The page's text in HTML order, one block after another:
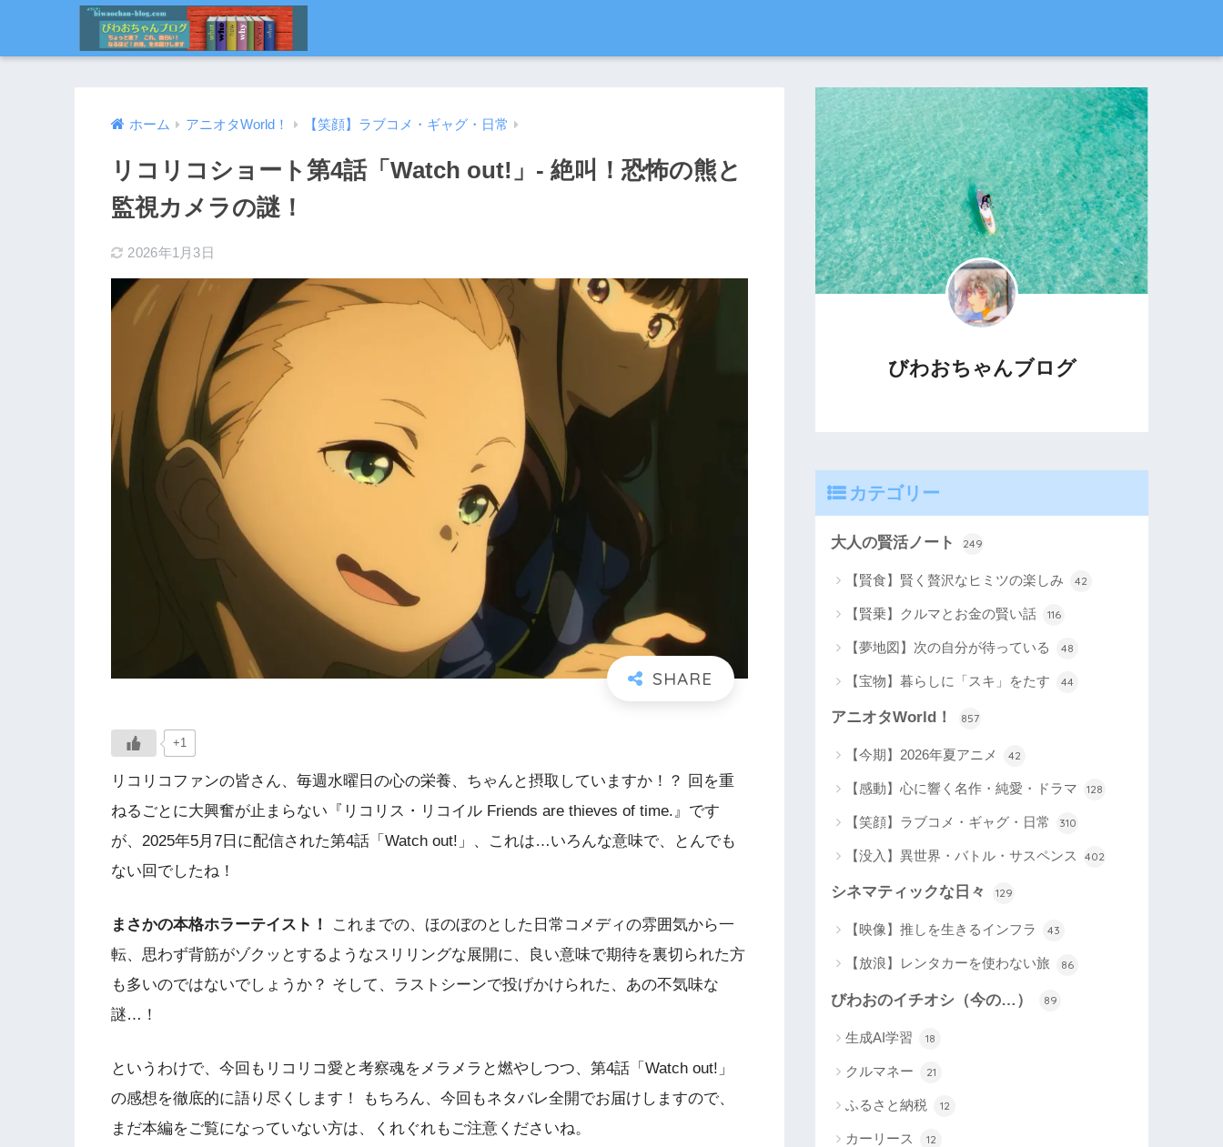
ホーム アニオタWorld！ 【笑顔】ラブコメ・ギャグ・日常
リコリコショート第4話「Watch out!」- 絶叫！恐怖の熊と
監視カメラの謎！
2026年1月3日
+1
リコリコファンの皆さん、毎週水曜日の心の栄養、ちゃんと摂取していますか！？ 回を重
ねるごとに大興奮が止まらない『リコリス・リコイル Friends are thieves of time.』です
が、2025年5月7日に配信された第4話「Watch out!」、これは…いろんな意味で、とんでも
ない回でしたね！
まさかの本格ホラーテイスト！
これまでの、ほのぼのとした日常コメディの雰囲気から一
転、思わず背筋がゾクッとするようなスリリングな展開に、良い意味で期待を裏切られた方
も多いのではないでしょうか？ そして、ラストシーンで投げかけられた、あの不気味な
謎…！
というわけで、今回もリコリコ愛と考察魂をメラメラと燃やしつつ、第4話「Watch out!」
の感想を徹底的に語り尽くします！ もちろん、今回もネタバレ全開でお届けしますので、
まだ本編をご覧になっていない方は、くれぐれもご注意くださいね。
びわおちゃんブログ
カテゴリー
大人の賢活ノート 249
【賢食】賢く贅沢なヒミツの楽しみ 42
【賢乗】クルマとお金の賢い話 116
【夢地図】次の自分が待っている 48
【宝物】暮らしに「スキ」をたす 44
アニオタWorld！ 857
【今期】2026年夏アニメ 42
【感動】心に響く名作・純愛・ドラマ 128
【笑顔】ラブコメ・ギャグ・日常 310
【没入】異世界・バトル・サスペンス 402
シネマティックな日々 129
【映像】推しを生きるインフラ 43
【放浪】レンタカーを使わない旅 86
びわおのイチオシ（今の…） 89
生成AI学習 18
クルマネー 21
ふるさと納税 12
カーリース 12